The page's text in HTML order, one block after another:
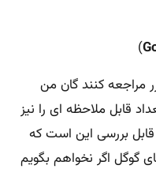
)
مراجعه کنند گان من
قابل ملاحظه ای را نیز
بررسی این است که
گوگل اگر نخواهم بگویم